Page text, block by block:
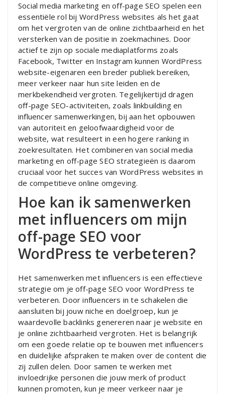
Social media marketing en off-page SEO spelen een
essentiële rol bij WordPress websites als het gaat
om het vergroten van de online zichtbaarheid en het
versterken van de positie in zoekmachines. Door
actief te zijn op sociale mediaplatforms zoals
Facebook, Twitter en Instagram kunnen WordPress
website-eigenaren een breder publiek bereiken,
meer verkeer naar hun site leiden en de
merkbekendheid vergroten. Tegelijkertijd dragen
off-page SEO-activiteiten, zoals linkbuilding en
influencer samenwerkingen, bij aan het opbouwen
van autoriteit en geloofwaardigheid voor de
website, wat resulteert in een hogere ranking in
zoekresultaten. Het combineren van social media
marketing en off-page SEO strategieën is daarom
cruciaal voor het succes van WordPress websites in
de competitieve online omgeving.
Hoe kan ik samenwerken
met influencers om mijn
off-page SEO voor
WordPress te verbeteren?
Het samenwerken met influencers is een effectieve
strategie om je off-page SEO voor WordPress te
verbeteren. Door influencers in te schakelen die
aansluiten bij jouw niche en doelgroep, kun je
waardevolle backlinks genereren naar je website en
je online zichtbaarheid vergroten. Het is belangrijk
om een goede relatie op te bouwen met influencers
en duidelijke afspraken te maken over de content die
zij zullen delen. Door samen te werken met
invloedrijke personen die jouw merk of product
kunnen promoten, kun je meer verkeer naar je